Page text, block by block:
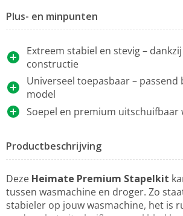
Plus- en minpunten
Extreem stabiel en stevig –
constructie
Universeel toepasbaar – passend
model
Soepel en premium uitschuifbaar
Productbeschrijving
Deze Heimate Premium Stapelkit
tussen wasmachine en droger. Zo
stabieler op jouw wasmachine, het is